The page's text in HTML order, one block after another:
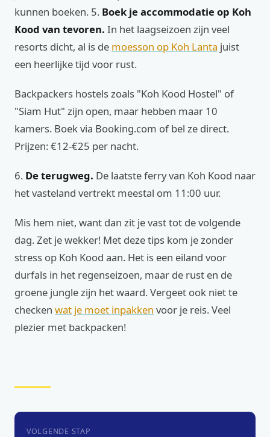
kunnen boeken. 5. Boek je accommodatie op Koh
Kood van tevoren. In het laagseizoen zijn veel
resorts dicht, al is de moesson op Koh Lanta juist
een heerlijke tijd voor rust.
Backpackers hostels zoals "Koh Kood Hostel" of
"Siam Hut" zijn open, maar hebben maar 10
kamers. Boek via Booking.com of bel ze direct.
Prijzen: €12-€25 per nacht.
6. De terugweg. De laatste ferry van Koh Kood naar
het vasteland vertrekt meestal om 11:00 uur.
Mis hem niet, want dan zit je vast tot de volgende
dag. Zet je wekker! Met deze tips kom je zonder
stress op Koh Kood aan. Het is een eiland voor
durfals in het regenseizoen, maar de rust en de
groene jungle zijn het waard. Vergeet ook niet te
checken wat je moet inpakken voor je reis. Veel
plezier met backpacken!
VOLGENDE STAP